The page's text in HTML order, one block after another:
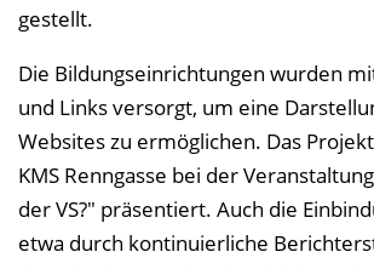
gestellt.
Die Bildungseinrichtungen wurden
und Links versorgt, um eine
Websites zu ermöglichen. Das
KMS Renngasse bei der
der VS?" präsentiert. Auch die
etwa durch kontinuierliche